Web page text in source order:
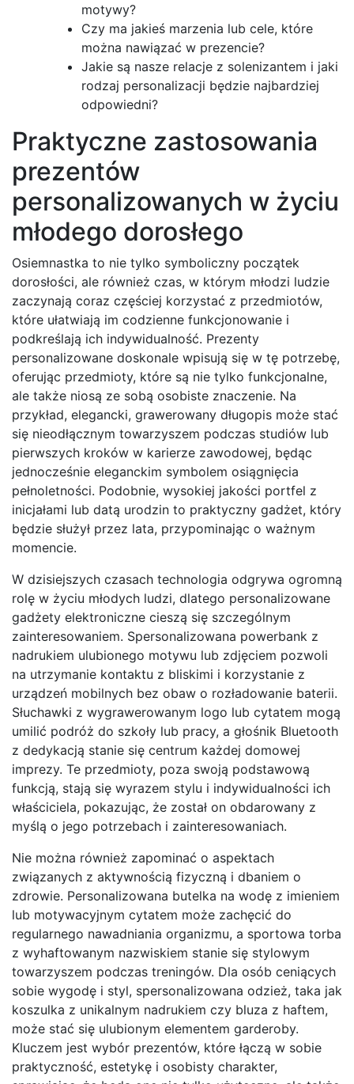
motywy?
Czy ma jakieś marzenia lub cele, które
można nawiązać w prezencie?
Jakie są nasze relacje z solenizantem i jaki
rodzaj personalizacji będzie najbardziej
odpowiedni?
Praktyczne zastosowania
prezentów
personalizowanych w życiu
młodego dorosłego
Osiemnastka to nie tylko symboliczny początek
dorosłości, ale również czas, w którym młodzi ludzie
zaczynają coraz częściej korzystać z przedmiotów,
które ułatwiają im codzienne funkcjonowanie i
podkreślają ich indywidualność. Prezenty
personalizowane doskonale wpisują się w tę potrzebę,
oferując przedmioty, które są nie tylko funkcjonalne,
ale także niosą ze sobą osobiste znaczenie. Na
przykład, elegancki, grawerowany długopis może stać
się nieodłącznym towarzyszem podczas studiów lub
pierwszych kroków w karierze zawodowej, będąc
jednocześnie eleganckim symbolem osiągnięcia
pełnoletności. Podobnie, wysokiej jakości portfel z
inicjałami lub datą urodzin to praktyczny gadżet, który
będzie służył przez lata, przypominając o ważnym
momencie.
W dzisiejszych czasach technologia odgrywa ogromną
rolę w życiu młodych ludzi, dlatego personalizowane
gadżety elektroniczne cieszą się szczególnym
zainteresowaniem. Spersonalizowana powerbank z
nadrukiem ulubionego motywu lub zdjęciem pozwoli
na utrzymanie kontaktu z bliskimi i korzystanie z
urządzeń mobilnych bez obaw o rozładowanie baterii.
Słuchawki z wygrawerowanym logo lub cytatem mogą
umilić podróż do szkoły lub pracy, a głośnik Bluetooth
z dedykacją stanie się centrum każdej domowej
imprezy. Te przedmioty, poza swoją podstawową
funkcją, stają się wyrazem stylu i indywidualności ich
właściciela, pokazując, że został on obdarowany z
myślą o jego potrzebach i zainteresowaniach.
Nie można również zapominać o aspektach
związanych z aktywnością fizyczną i dbaniem o
zdrowie. Personalizowana butelka na wodę z imieniem
lub motywacyjnym cytatem może zachęcić do
regularnego nawadniania organizmu, a sportowa torba
z wyhaftowanym nazwiskiem stanie się stylowym
towarzyszem podczas treningów. Dla osób ceniących
sobie wygodę i styl, spersonalizowana odzież, taka jak
koszulka z unikalnym nadrukiem czy bluza z haftem,
może stać się ulubionym elementem garderoby.
Kluczem jest wybór prezentów, które łączą w sobie
praktyczność, estetykę i osobisty charakter,